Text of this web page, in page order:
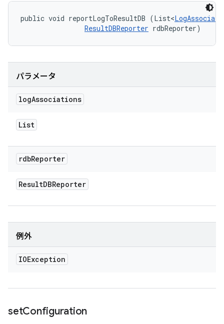
public void reportLogToResultDB (List<
ResultDBReporter rdbReporter)
パラメータ
logAssociations
List
rdbReporter
ResultDBReporter
例外
IOException
setConfiguration